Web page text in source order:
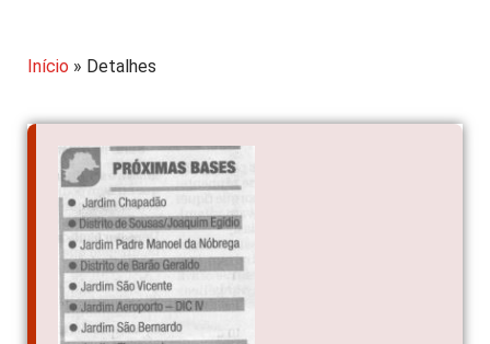
Início » Detalhes